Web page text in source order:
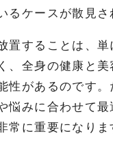
るケースが散見さ
置することは、単
、全身の健康と美
性があるのです。
悩みに合わせて最
常に重要になりま